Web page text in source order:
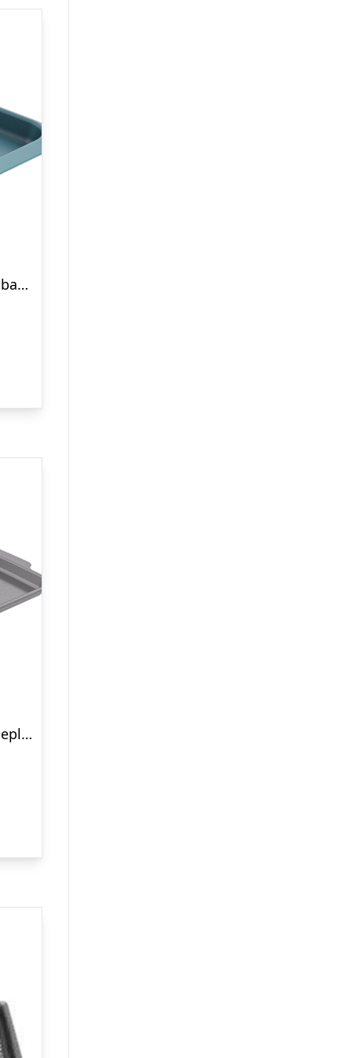
Joseph Joseph Nest Bake bageplade lille, blå
Kitchenaid Bakeware Bageplade 33 x 22,5 cm